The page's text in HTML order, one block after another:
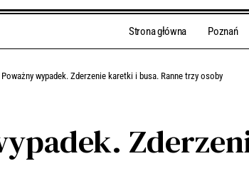
Strona główna Poznań
Poważny wypadek. Zderzenie karetki i busa. Ranne trzy osoby